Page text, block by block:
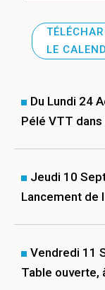
LE
Du Lundi 24
Pélé VTT dans
Jeudi 10
Lancement de
Vendredi 11
Table ouverte,